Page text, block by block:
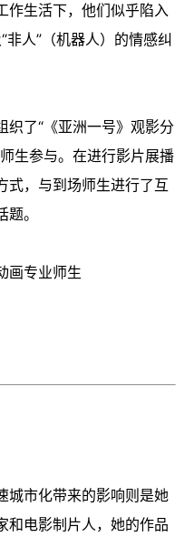
作生活下，他们似乎陷入
非人”（机器人）的情感纠
织了“《亚洲一号》观影分
生参与。在进行影片展播
式，与到场师生进行了互
。
画专业师生
城市化带来的影响则是她
和电影制片人，她的作品